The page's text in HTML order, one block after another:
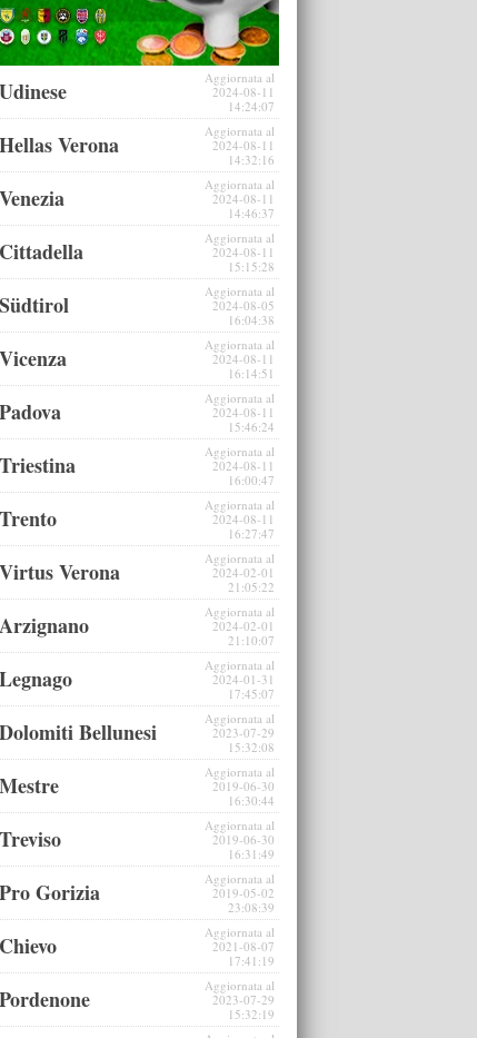
Udinese
Aggiornata al
2024-08-11
14:24:07
Hellas Verona
Aggiornata al
2024-08-11
14:32:16
Venezia
Aggiornata al
2024-08-11
14:46:37
Cittadella
Aggiornata al
2024-08-11
15:15:28
Südtirol
Aggiornata al
2024-08-05
16:04:38
Vicenza
Aggiornata al
2024-08-11
16:14:51
Padova
Aggiornata al
2024-08-11
15:46:24
Triestina
Aggiornata al
2024-08-11
16:00:47
Trento
Aggiornata al
2024-08-11
16:27:47
Virtus Verona
Aggiornata al
2024-02-01
21:05:22
Arzignano
Aggiornata al
2024-02-01
21:10:07
Legnago
Aggiornata al
2024-01-31
17:45:07
Dolomiti Bellunesi
Aggiornata al
2023-07-29
15:32:08
Mestre
Aggiornata al
2019-06-30
16:30:44
Treviso
Aggiornata al
2019-06-30
16:31:49
Pro Gorizia
Aggiornata al
2019-05-02
23:08:39
Chievo
Aggiornata al
2021-08-07
17:41:19
Pordenone
Aggiornata al
2023-07-29
15:32:19